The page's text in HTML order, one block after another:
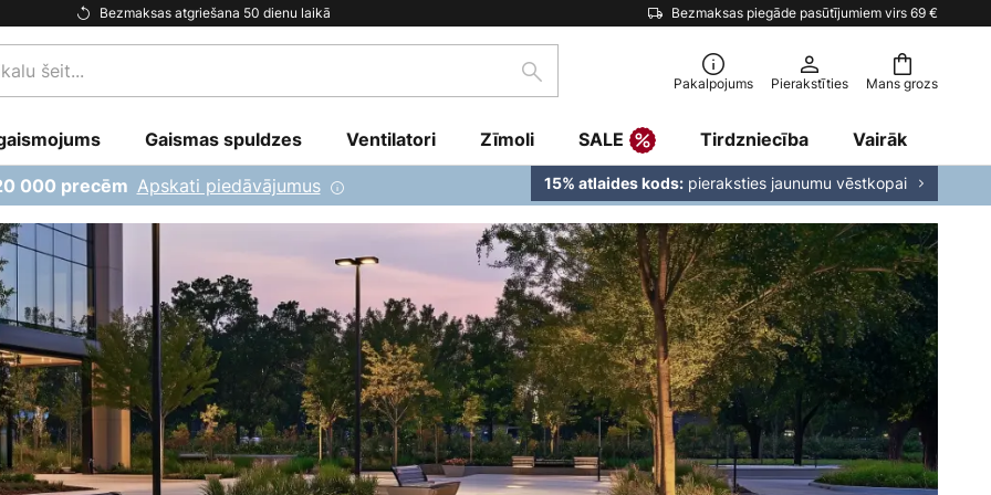
Bezmaksas atgriešana 50 dienu laikā Bezmaksas piegāde pasūtījumiem virs 69 €
Mans grozs
Meklēšana Pakalpojums Pierakstīties
Gaismas spuldzes Ventilatori Zīmoli SALE Tirdzniecība Vairāk
000 precēm Apskati piedāvājumus 15% atlaides kods: pieraksties jaunumu vēstkopai